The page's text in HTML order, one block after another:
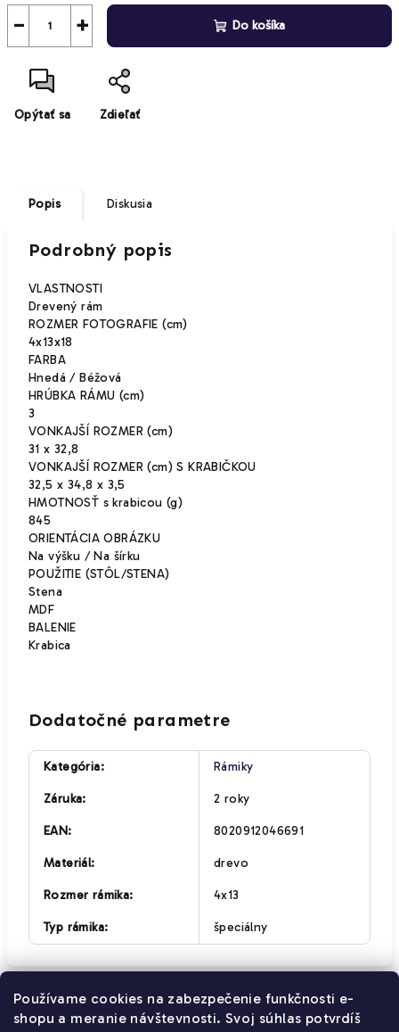
Používame cookies na zabezpečenie funkčnosti e-
shopu a meranie návštevnosti. Svoj súhlas potvrdíš
+
− Do košíka
Opýtať sa Zdieľať
Popis Diskusia
Podrobný popis
VLASTNOSTI
Drevený rám
ROZMER FOTOGRAFIE (cm)
4x13x18
FARBA
Hnedá / Béžová
HRÚBKA RÁMU (cm)
3
VONKAJŠÍ ROZMER (cm)
31 x 32,8
VONKAJŠÍ ROZMER (cm) S KRABIČKOU
32,5 x 34,8 x 3,5
HMOTNOSŤ s krabicou (g)
845
ORIENTÁCIA OBRÁZKU
Na výšku / Na šírku
POUŽITIE (STÔL/STENA)
Stena
MDF
BALENIE
Krabica
Dodatočné parametre
Kategória: Rámiky
Záruka: 2 roky
EAN: 8020912046691
Materiál: drevo
Rozmer rámika: 4x13
Typ rámika: špeciálny
Kontakt Obchodné podmienky